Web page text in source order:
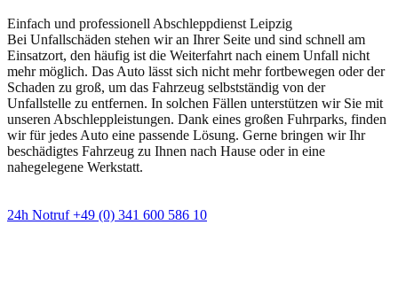
Einfach und professionell Abschleppdienst Leipzig
Bei Unfallschäden stehen wir an Ihrer Seite und sind schnell am
Einsatzort, den häufig ist die Weiterfahrt nach einem Unfall nicht
mehr möglich. Das Auto lässt sich nicht mehr fortbewegen oder der
Schaden zu groß, um das Fahrzeug selbstständig von der
Unfallstelle zu entfernen. In solchen Fällen unterstützen wir Sie mit
unseren Abschleppleistungen. Dank eines großen Fuhrparks, finden
wir für jedes Auto eine passende Lösung. Gerne bringen wir Ihr
beschädigtes Fahrzeug zu Ihnen nach Hause oder in eine
nahegelegene Werkstatt.
24h Notruf +49 (0) 341 600 586 10